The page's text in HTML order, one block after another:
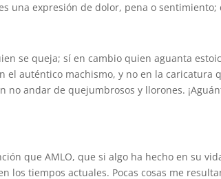
una expresión de dolor, pena o
se queja; sí en cambio quien aguanta
el auténtico machismo, y no en la caricatura
no andar de quejumbrosos y llorones.
que AMLO, que si algo ha hecho en su
los tiempos actuales. Pocas cosas me